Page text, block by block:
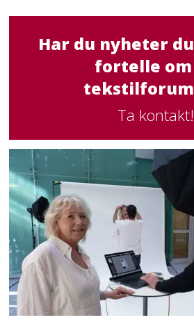
Har du nyheter
fortelle om
Ta kontakt!